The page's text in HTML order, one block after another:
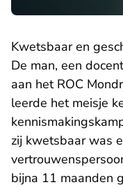
Kwetsbaar en
De man, een
aan het ROC
leerde het meisje
zij kwetsbaar was
bijna 11 maanden